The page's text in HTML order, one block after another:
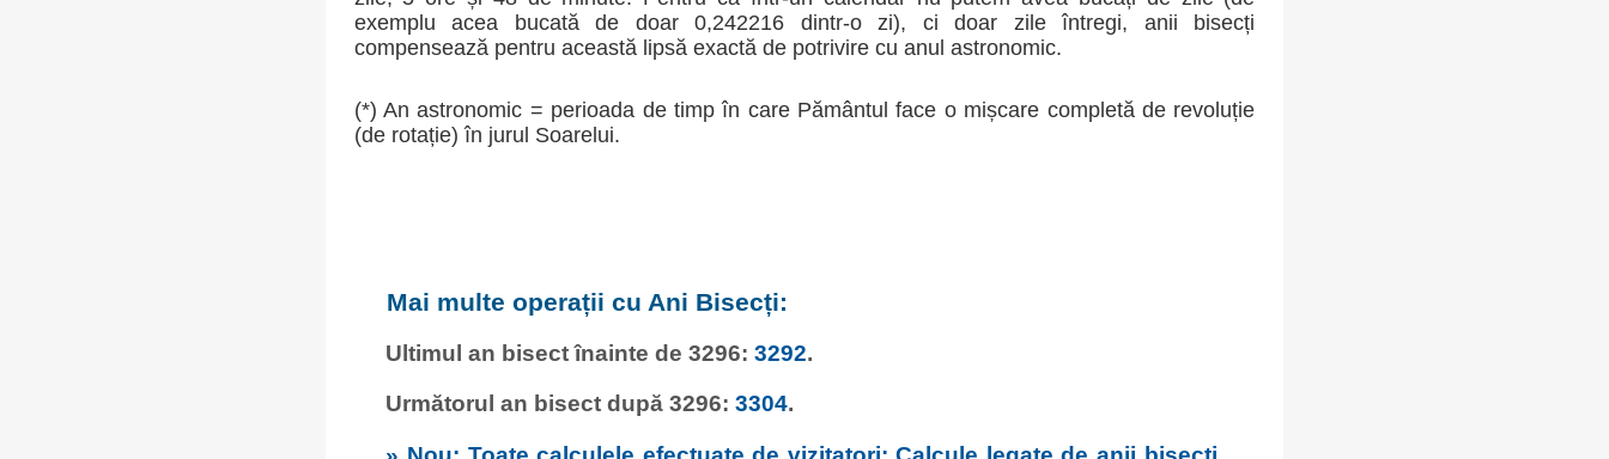
exemplu acea bucată de doar 0,242216 dintr-o zi), ci doar zile întregi, anii bisecți
compensează pentru această lipsă exactă de potrivire cu anul astronomic.
(*) An astronomic = perioada de timp în care Pământul face o mișcare completă de revoluție
(de rotație) în jurul Soarelui.
Mai multe operații cu Ani Bisecți:
Ultimul an bisect înainte de 3296:3292.
Următorul an bisect după 3296:3304.
» Nou: Toate calculele efectuate de vizitatori: Calcule legate de anii bisecți.